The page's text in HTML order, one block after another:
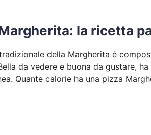
la ricetta
della Margherita è
da vedere e buona da gustare,
Quante calorie ha una pizza